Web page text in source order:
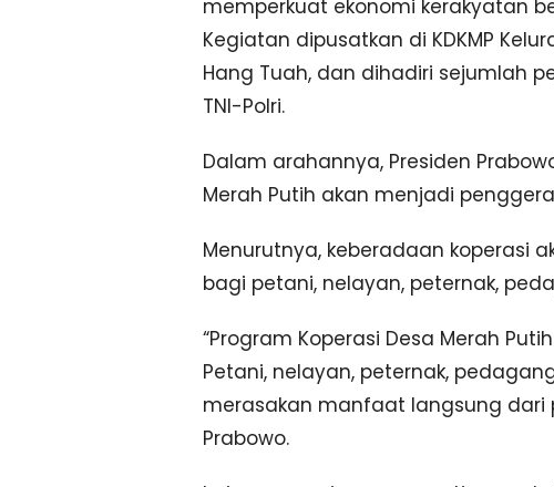
memperkuat ekonomi kerakyatan
Kegiatan dipusatkan di KDKMP
Hang Tuah, dan dihadiri sejumlah
TNI-Polri.
Dalam arahannya, Presiden
Merah Putih akan menjadi
Menurutnya, keberadaan koperasi
bagi petani, nelayan, peternak,
“Program Koperasi Desa Merah
Petani, nelayan, peternak,
merasakan manfaat langsung dari
Prabowo.